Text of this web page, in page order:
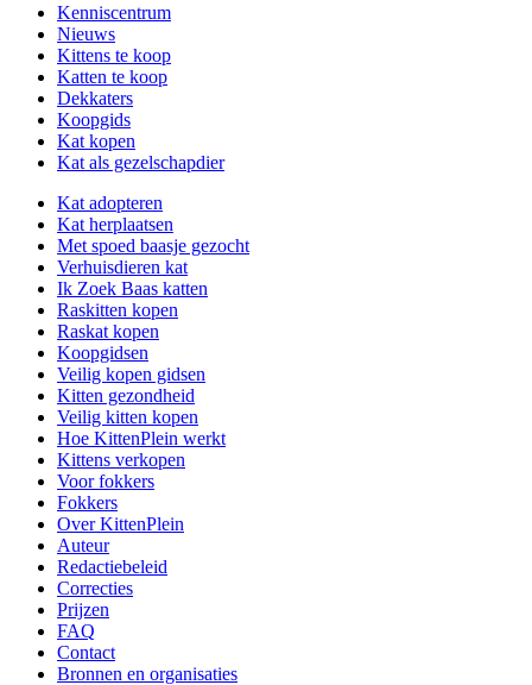
Kenniscentrum
Nieuws
Kittens te koop
Katten te koop
Dekkaters
Koopgids
Kat kopen
Kat als gezelschapdier
Kat adopteren
Kat herplaatsen
Met spoed baasje gezocht
Verhuisdieren kat
Ik Zoek Baas katten
Raskitten kopen
Raskat kopen
Koopgidsen
Veilig kopen gidsen
Kitten gezondheid
Veilig kitten kopen
Hoe KittenPlein werkt
Kittens verkopen
Voor fokkers
Fokkers
Over KittenPlein
Auteur
Redactiebeleid
Correcties
Prijzen
FAQ
Contact
Bronnen en organisaties